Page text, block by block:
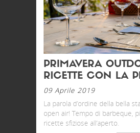
PRIMAVERA
RICETTE CON LA
09 Aprile 2019
La parola d’ordine della bella
open air! Tempo di barbeque,
ricette sfiziose all’aperto.